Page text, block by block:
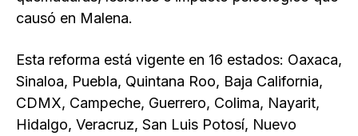
causó en Malena.
Esta reforma está vigente en 16 estados: Oaxaca,
Sinaloa, Puebla, Quintana Roo, Baja California,
CDMX, Campeche, Guerrero, Colima, Nayarit,
Hidalgo, Veracruz, San Luis Potosí, Nuevo